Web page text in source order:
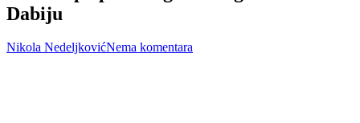
Dabiju
Nikola NedeljkovićNema komentara